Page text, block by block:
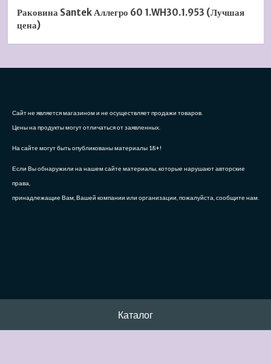
Раковина Santek Аллегро 60 1.WH30.1.953 (Лучшая
цена)
Сайт не является магазином и не осуществляет продажи товаров.
Цены на продукты могут отличаться от заявленных.
На сайте могут быть опубликованы материалы 18+!
Если Вы обнаружили на нашем сайте материалы, которые нарушают авторские
права,
принадлежащие Вам, Вашей компании или организации, пожалуйста, сообщите нам.
Каталог